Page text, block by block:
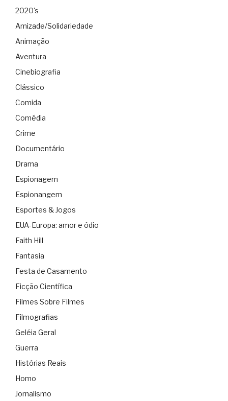
2020's
Amizade/Solidariedade
Animação
Aventura
Cinebiografia
Clássico
Comida
Comédia
Crime
Documentário
Drama
Espionagem
Espionangem
Esportes & Jogos
EUA-Europa: amor e ódio
Faith Hill
Fantasia
Festa de Casamento
Ficção Científica
Filmes Sobre Filmes
Filmografias
Geléia Geral
Guerra
Histórias Reais
Homo
Jornalismo